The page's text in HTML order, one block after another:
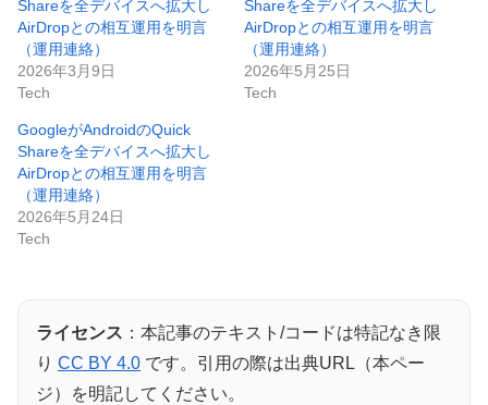
Shareを全デバイスへ拡大し
AirDropとの相互運用を明言
（運用連絡）
2026年3月9日
Tech
Shareを全デバイスへ拡大し
AirDropとの相互運用を明言
（運用連絡）
2026年5月25日
Tech
GoogleがAndroidのQuick
Shareを全デバイスへ拡大し
AirDropとの相互運用を明言
（運用連絡）
2026年5月24日
Tech
ライセンス ：本記事のテキスト/コードは特記なき限
り CC BY 4.0 です。引用の際は出典URL（本ペー
ジ）を明記してください。